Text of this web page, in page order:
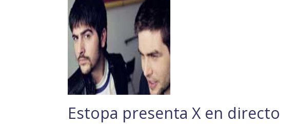
Estopa presenta X en directo